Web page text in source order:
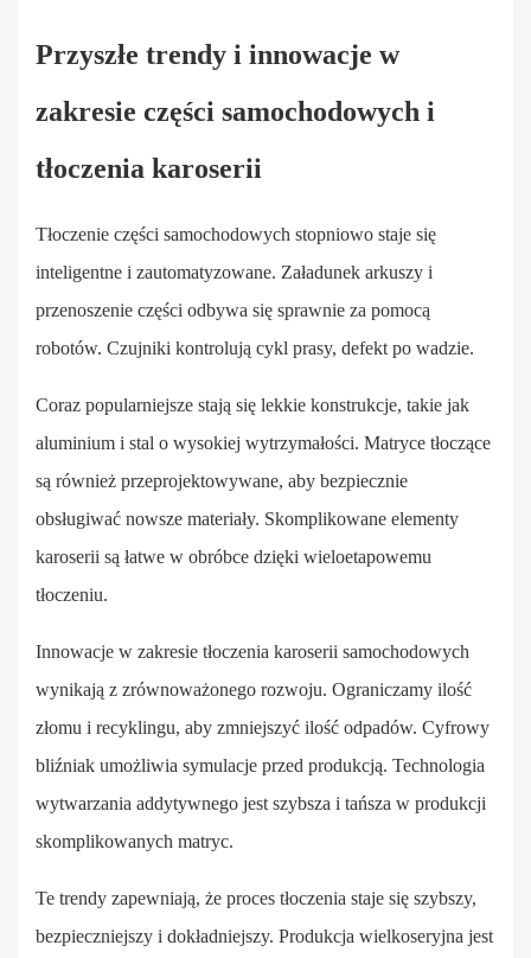
Przyszłe trendy i innowacje w
zakresie części samochodowych i
tłoczenia karoserii
Tłoczenie części samochodowych stopniowo staje się
inteligentne i zautomatyzowane. Załadunek arkuszy i
przenoszenie części odbywa się sprawnie za pomocą
robotów. Czujniki kontrolują cykl prasy, defekt po wadzie.
Coraz popularniejsze stają się lekkie konstrukcje, takie jak
aluminium i stal o wysokiej wytrzymałości. Matryce tłoczące
są również przeprojektowywane, aby bezpiecznie
obsługiwać nowsze materiały. Skomplikowane elementy
karoserii są łatwe w obróbce dzięki wieloetapowemu
tłoczeniu.
Innowacje w zakresie tłoczenia karoserii samochodowych
wynikają z zrównoważonego rozwoju. Ograniczamy ilość
złomu i recyklingu, aby zmniejszyć ilość odpadów. Cyfrowy
bliźniak umożliwia symulacje przed produkcją. Technologia
wytwarzania addytywnego jest szybsza i tańsza w produkcji
skomplikowanych matryc.
Te trendy zapewniają, że proces tłoczenia staje się szybszy,
bezpieczniejszy i dokładniejszy. Produkcja wielkoseryjna jest